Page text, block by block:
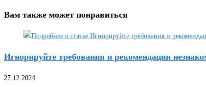
Вам также может понравиться
Игнорируйте требования и рекомендации
27.12.2024